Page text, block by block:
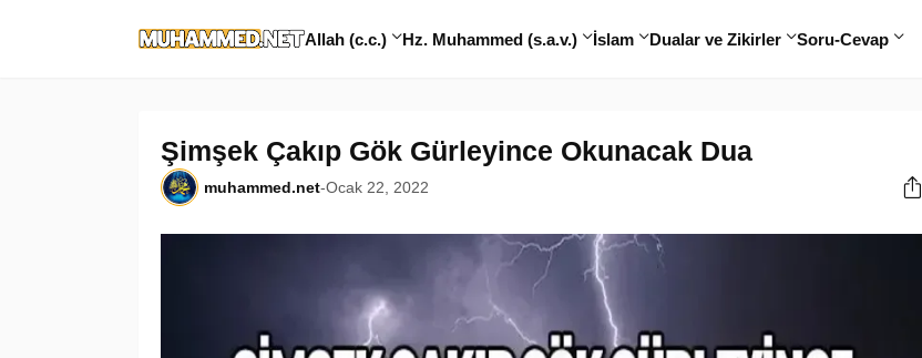
Allah (c.c.) Hz. Muhammed (s.a.v.) İslam Dualar ve Zikirler Soru-Cevap
Şimşek Çakıp Gök Gürleyince Okunacak Dua
muhammed.net-Ocak 22, 2022